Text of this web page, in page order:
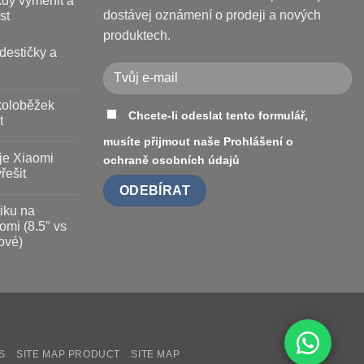
a
Xiaomi
na
(8.5″ vs
dostávej oznámení o prodeji a nových
produktech.
Chcete-li odeslat tento formulář,
musíte přijmout naše Prohlášení o
ochraně osobních údajů
SITE MAP PRODUCT SITE MAP